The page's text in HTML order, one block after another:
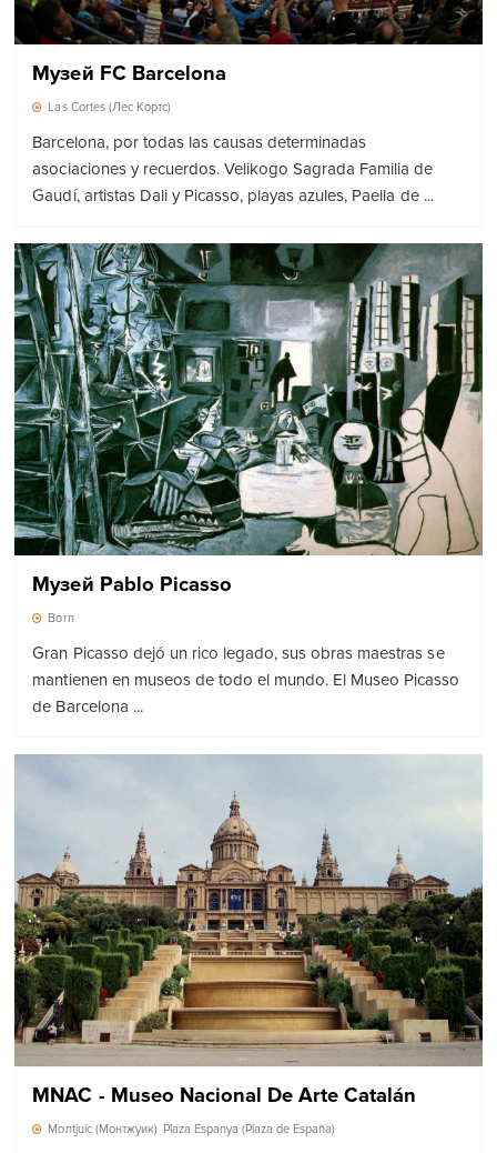
Музей FC Barcelona
Las Cortes (Лес Кортс)
Barcelona, ​​por todas las causas determinadas
asociaciones y recuerdos. Velikogo Sagrada Familia de
Gaudí, artistas Dali y Picasso, playas azules, Paella de ...
Музей Pablo Picasso
Born
Gran Picasso dejó un rico legado, sus obras maestras se
mantienen en museos de todo el mundo. El Museo Picasso
de Barcelona ...
MNAC - Museo Nacional De Arte Catalán
Montjuic (Монтжуик) Plaza Espanya (Plaza de España)